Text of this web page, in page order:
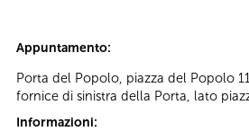
Appuntamento:
Porta del Popolo, piazza del Popolo
fornice di sinistra della Porta, lato
Informazioni: